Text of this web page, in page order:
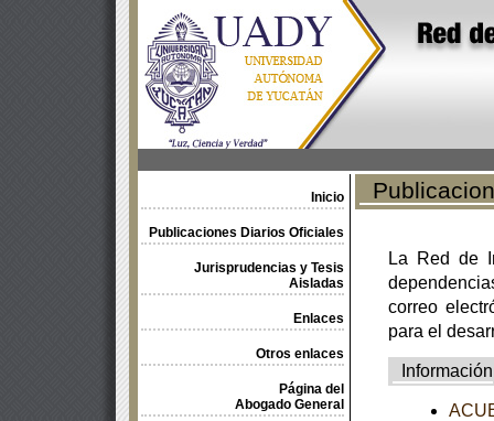
Inicio
Publicaciones Diarios Oficiales
Jurisprudencias y Tesis
Aisladas
Enlaces
Otros enlaces
Página del
Abogado General
La Red de
correo
para el
Información